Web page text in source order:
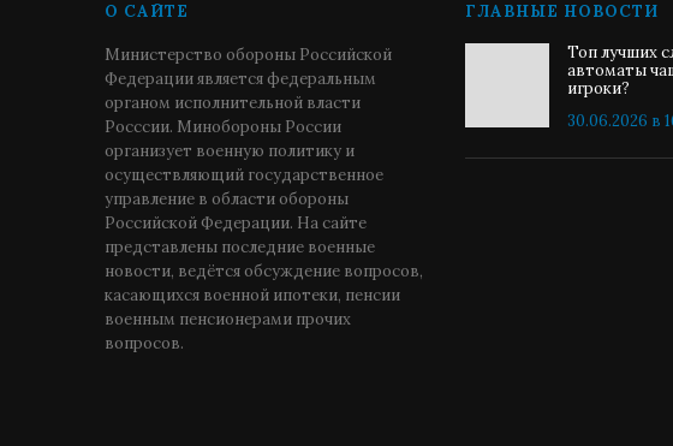
О САЙТЕ
Министерство обороны Российской
Федерации является федеральным
органом исполнительной власти
Росссии. Минобороны России
организует военную политику и
осуществляющий государственное
управление в области обороны
Российской Федерации. На сайте
представлены последние военные
новости, ведётся обсуждение вопросов,
касающихся военной ипотеки, пенсии
военным пенсионерами прочих
вопросов.
ГЛАВНЫЕ НОВОСТИ
Топ лучших
автоматы
игроки?
30.06.2026 в